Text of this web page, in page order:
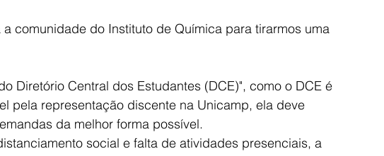
comunidade do Instituto de Química para tirarmos uma
Diretório Central dos Estudantes (DCE)", como o DCE é
pela representação discente na Unicamp, ela deve
da melhor forma possível.
social e falta de atividades presenciais, a